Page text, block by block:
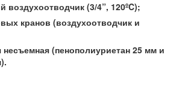
воздухоотводчик (3/4”, 120ºC);
кранов (воздухоотводчик и
(пенополиуриетан 25 мм и